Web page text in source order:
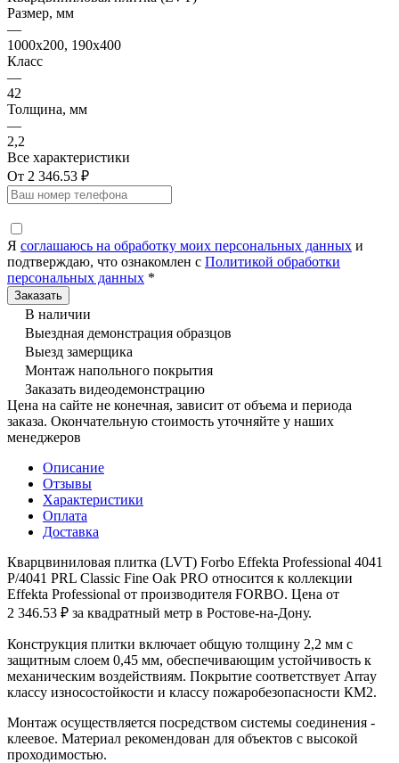
Размер, мм
—
1000x200, 190x400
Класс
—
42
Толщина, мм
—
2,2
Все характеристики
От 2 346.53 ₽
Я соглашаюсь на обработку моих персональных данных и
подтверждаю, что ознакомлен с Политикой обработки
персональных данных *
В наличии
Выездная демонстрация образцов
Выезд замерщика
Монтаж напольного покрытия
Заказать видеодемонстрацию
Цена на сайте не конечная, зависит от объема и периода
заказа. Окончательную стоимость уточняйте у наших
менеджеров
Описание
Отзывы
Характеристики
Оплата
Доставка
Кварцвиниловая плитка (LVT) Forbo Effekta Professional 4041
P/4041 PRL Classic Fine Oak PRO относится к коллекции
Effekta Professional от производителя FORBO. Цена от
2 346.53 ₽ за квадратный метр в Ростове-на-Дону.
Конструкция плитки включает общую толщину 2,2 мм с
защитным слоем 0,45 мм, обеспечивающим устойчивость к
механическим воздействиям. Покрытие соответствует Array
классу износостойкости и классу пожаробезопасности КМ2.
Монтаж осуществляется посредством системы соединения -
клеевое. Материал рекомендован для объектов с высокой
проходимостью.